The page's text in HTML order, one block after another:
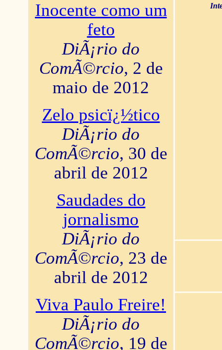
Inocente como um
feto
DiÃ¡rio do
ComÃ©rcio, 2 de
maio de 2012
Zelo psicï¿½tico
DiÃ¡rio do
ComÃ©rcio, 30 de
abril de 2012
Saudades do
jornalismo
DiÃ¡rio do
ComÃ©rcio, 23 de
abril de 2012
Viva Paulo Freire!
DiÃ¡rio do
ComÃ©rcio, 19 de